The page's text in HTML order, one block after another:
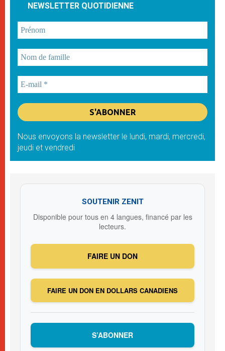
NEWSLETTER QUOTIDIENNE
Nous envoyons la newsletter le lundi, mardi, mercredi,
jeudi et vendredi
SOUTENIR ZENIT
Disponible pour tous en 4 langues, financé par les
lecteurs.
FAIRE UN DON
FAIRE UN DON EN DOLLARS CANADIENS
S’ABONNER